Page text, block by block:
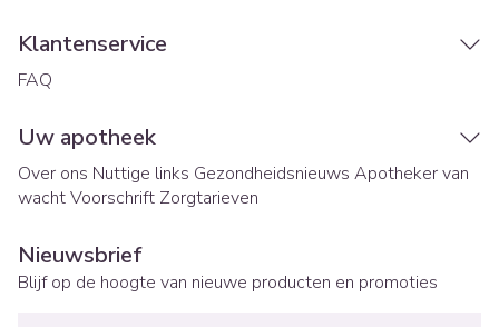
Klantenservice
FAQ
Uw apotheek
Over ons Nuttige links Gezondheidsnieuws Apotheker van
wachtVoorschrift Zorgtarieven
Nieuwsbrief
Blijf op de hoogte van nieuwe producten en promoties